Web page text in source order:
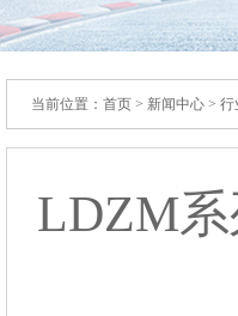
当前位置： 首页 > 新闻中心 > 行
LDZM